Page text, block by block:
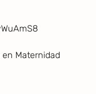
Maternidad